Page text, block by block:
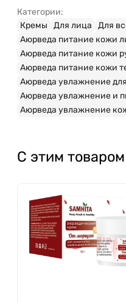
Категории:
Кремы
Для лица
Для
Аюрведа питание кожи
Аюрведа питание кожи
Аюрведа питание кожи
Аюрведа увлажнение
Аюрведа увлажнение и
Аюрведа увлажнение
С этим